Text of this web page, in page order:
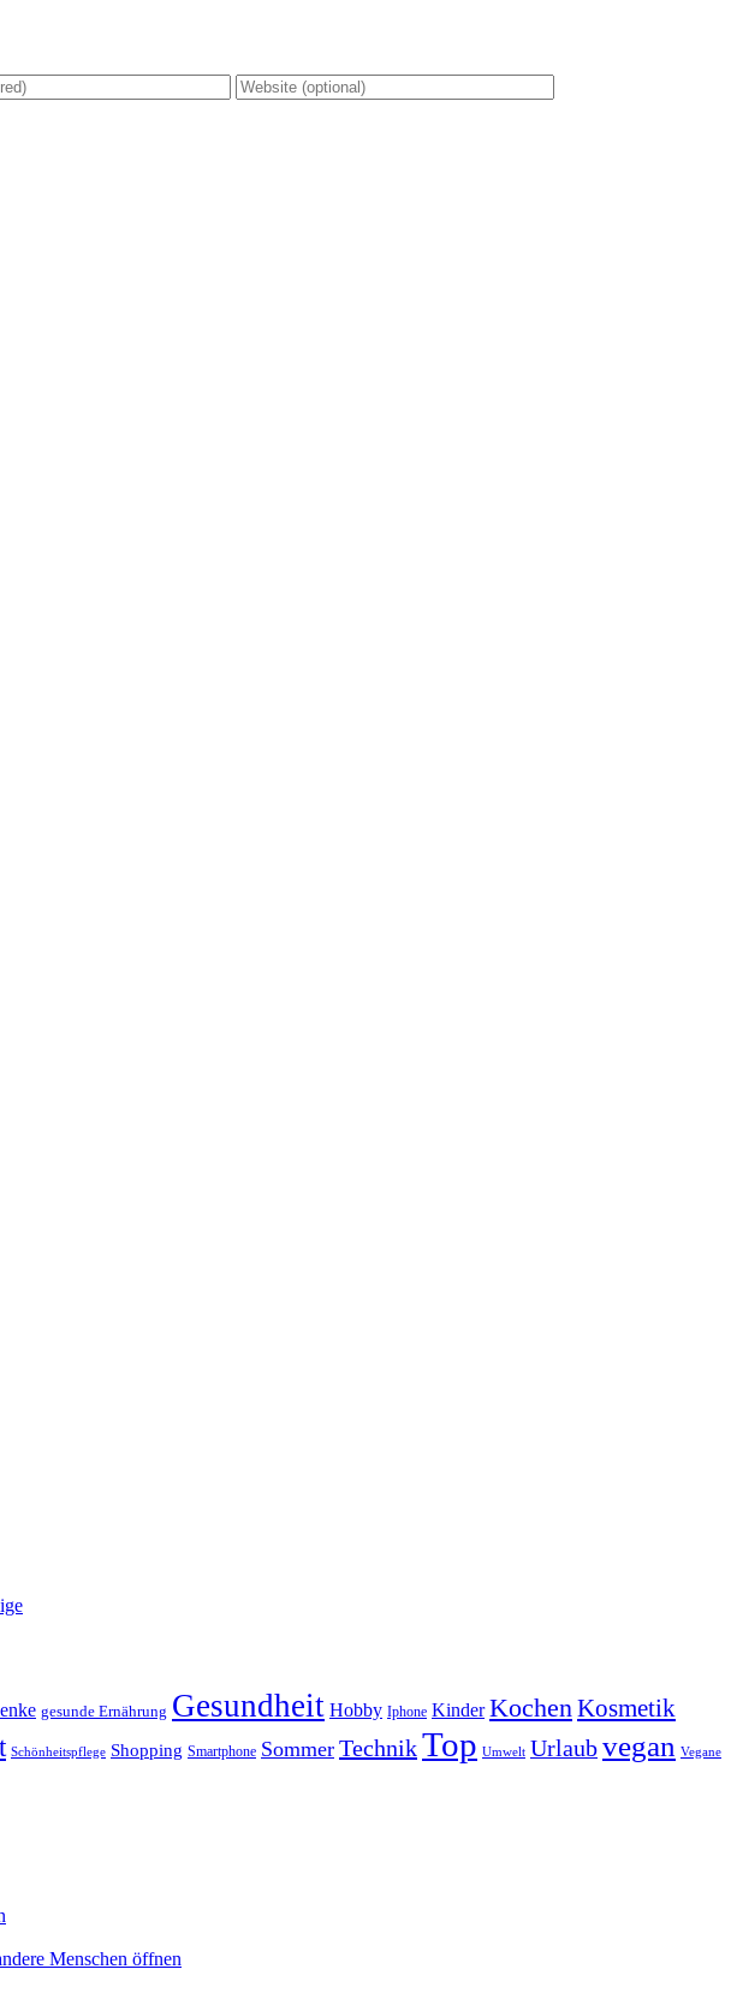
gesunde Ernährung Gesundheit Hobby Iphone Kinder KochenKosmetik
Schönheitspflege Shopping Smartphone Sommer TechnikTop Umwelt Urlaubvegan Vegane
Menschen öffnen